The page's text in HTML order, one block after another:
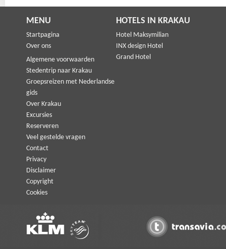
MENU
Startpagina
Over ons
Algemene voorwaarden
Stedentrip naar Krakau
Groepsreizen met Nederlandse
gids
Over Krakau
Excursies
Reserveren
Veel gestelde vragen
Contact
Privacy
Disclaimer
Copyright
Cookies
HOTELS IN KRAKAU
Hotel Maksymilian
INX design Hotel
Grand Hotel